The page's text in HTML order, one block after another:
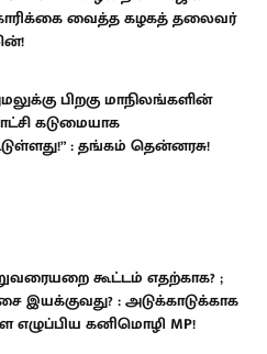
வைத்த கழகத் தலைவர்
பிறகு மாநிலங்களின்
கடுமையாக
: தங்கம் தென்னரசு!
கூட்டம் எதற்காக? ;
இயக்குவது? : அடுக்காடுக்காக
கனிமொழி MP!